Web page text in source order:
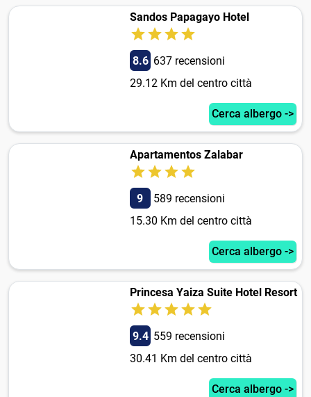
Sandos Papagayo Hotel
8.6 637 recensioni
29.12 Km del centro città
Cerca albergo ->
Apartamentos Zalabar
9
589 recensioni
15.30 Km del centro città
Cerca albergo ->
Princesa Yaiza Suite Hotel Resort
9.4 559 recensioni
30.41 Km del centro città
Cerca albergo ->